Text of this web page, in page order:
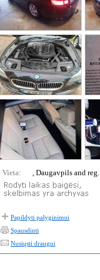
Vieta: , Daugavpils and reg.
Papildyti palyginimui
Spausdinti
Nusiųsti draugui